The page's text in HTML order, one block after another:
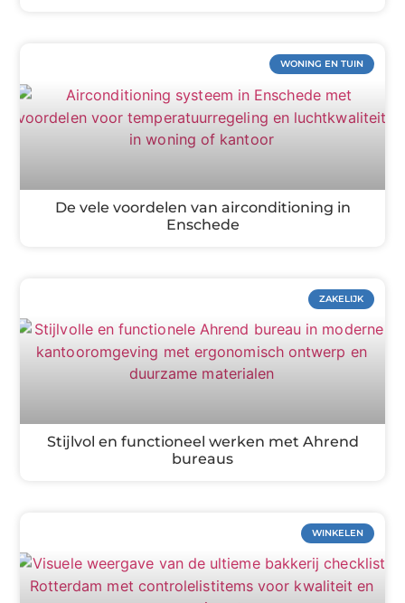
WONING EN TUIN
De vele voordelen van airconditioning in
Enschede
ZAKELIJK
Stijlvol en functioneel werken met Ahrend
bureaus
WINKELEN